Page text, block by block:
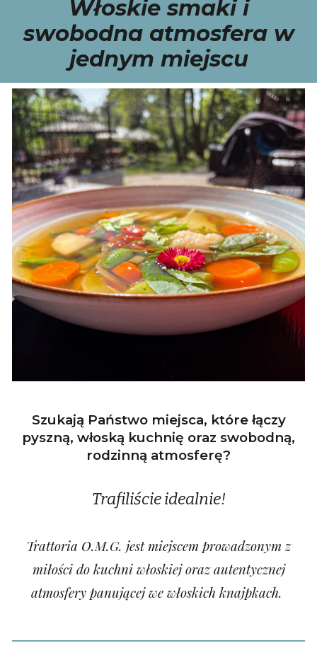
Włoskie smaki i
swobodna atmosfera w
jednym miejscu
Szukają Państwo miejsca, które łączy
pyszną, włoską kuchnię oraz swobodną,
rodzinną atmosferę?
Trafiliście idealnie!
Trattoria O.M.G. jest miejscem prowadzonym z
miłości do kuchni włoskiej oraz autentycznej
atmosfery panującej we włoskich knajpkach.